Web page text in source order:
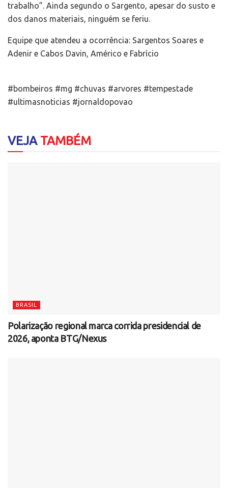
trabalho”. Ainda segundo o Sargento, apesar do susto e
dos danos materiais, ninguém se feriu.
Equipe que atendeu a ocorrência: Sargentos Soares e
Adenir e Cabos Davin, Américo e Fabrício
#bombeiros #mg #chuvas #arvores #tempestade
#ultimasnoticias #jornaldopovao
VEJATAMBÉM
BRASIL
Polarização regional marca corrida presidencial de
2026, aponta BTG/Nexus